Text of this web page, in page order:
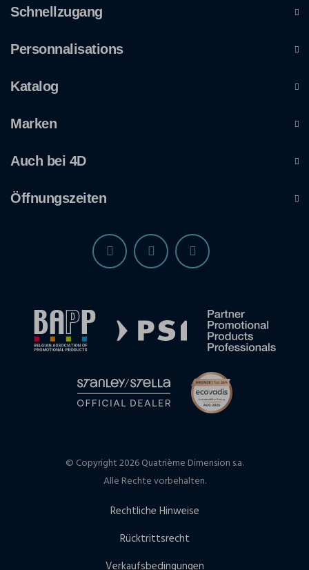
Schnellzugang
Personnalisations
Katalog
Marken
Auch bei 4D
Öffnungszeiten
© Copyright 2026 Quatrième Dimension s.a.
Alle Rechte vorbehalten.
Rechtliche Hinweise
Rücktrittsrecht